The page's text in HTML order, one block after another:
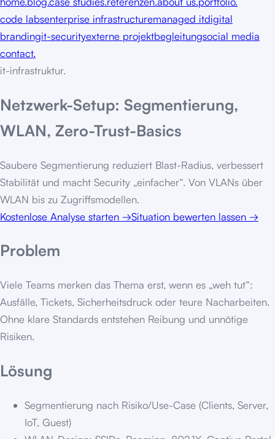
code labsenterprise infrastructuremanaged itdigital
brandingit-securityexterne projektbegleitungsocial media
contact.
it-infrastruktur.
Netzwerk-Setup: Segmentierung,
WLAN, Zero-Trust-Basics
Saubere Segmentierung reduziert Blast-Radius, verbessert
Stabilität und macht Security „einfacher“. Von VLANs über
WLAN bis zu Zugriffsmodellen.
Kostenlose Analyse starten →Situation bewerten lassen →
Problem
Viele Teams merken das Thema erst, wenn es „weh tut“:
Ausfälle, Tickets, Sicherheitsdruck oder teure Nacharbeiten.
Ohne klare Standards entstehen Reibung und unnötige
Risiken.
Lösung
Segmentierung nach Risiko/Use-Case (Clients, Server,
IoT, Guest)